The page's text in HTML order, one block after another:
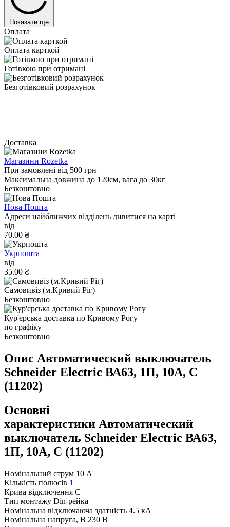
Показати ще
Оплата
Оплата карткой
Готівкою при отримані
Безготівковий розрахунок
Доставка
Магазини Rozetka
При замовлені від 500 грн
Максимальна довжина до 120см, вага до 30кг
Безкоштовно
Нова Пошта
Адреси найближчих відділень дивитися на карті
від
70.00 ₴
Укрпошта
від
35.00 ₴
Самовивіз (м.Кривий Ріг)
Безкоштовно
Кур'єрська доставка по Кривому Рогу
по графіку
Безкоштовно
Опис Автоматический выключатель
Schneider Electric ВА63, 1П, 10A, C
(11202)
Основні
характеристики Автоматический
выключатель Schneider Electric ВА63,
1П, 10A, C (11202)
Номінальний струм 10 А
Кількість полюсів 1
Крива відключення С
Тип монтажу Din-рейка
Номінальна відключаюча здатність 4.5 кА
Номінальна напруга, В 230 В